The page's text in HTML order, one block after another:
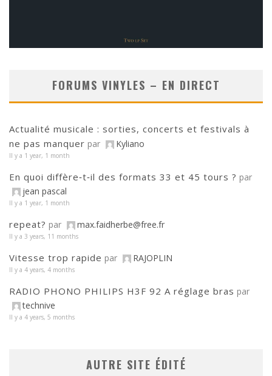
FORUMS VINYLES – EN DIRECT
Actualité musicale : sorties, concerts et festivals à
ne pas manquer par Kyliano
Il y a 1 year, 1 month
En quoi diffère‑t‑il des formats 33 et 45 tours ? par
jean pascal
Il y a 1 year, 1 month
repeat? par max.faidherbe@free.fr
Il y a 3 years, 11 months
Vitesse trop rapide par RAJOPLIN
Il y a 4 years, 4 months
RADIO PHONO PHILIPS H3F 92 A réglage bras par
technive
Il y a 4 years, 5 months
AUTRE SITE ÉDITÉ